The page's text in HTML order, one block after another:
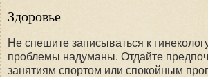
Здоровье
Не спешите записываться к
проблемы надуманы. Отдайте
занятиям спортом или спокойным